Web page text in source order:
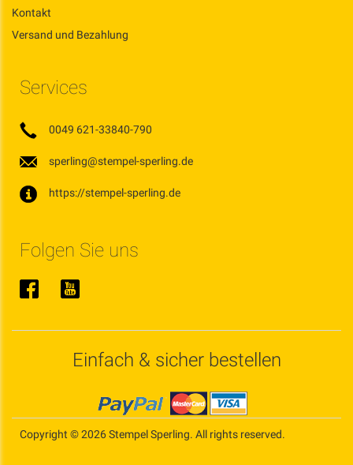
Kontakt
Versand und Bezahlung
Services
0049 621-33840-790
sperling@stempel-sperling.de
https://stempel-sperling.de
Folgen Sie uns
Einfach & sicher bestellen
Copyright © 2026 Stempel Sperling. All rights reserved.